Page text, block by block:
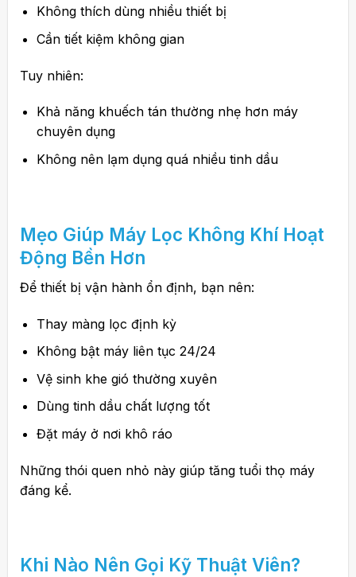
Không thích dùng nhiều thiết bị
Cần tiết kiệm không gian
Tuy nhiên:
Khả năng khuếch tán thường nhẹ hơn máy
chuyên dụng
Không nên lạm dụng quá nhiều tinh dầu
Mẹo Giúp Máy Lọc Không Khí Hoạt
Động Bền Hơn
Để thiết bị vận hành ổn định, bạn nên:
Thay màng lọc định kỳ
Không bật máy liên tục 24/24
Vệ sinh khe gió thường xuyên
Dùng tinh dầu chất lượng tốt
Đặt máy ở nơi khô ráo
Những thói quen nhỏ này giúp tăng tuổi thọ máy
đáng kể.
Khi Nào Nên Gọi Kỹ Thuật Viên?